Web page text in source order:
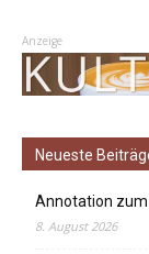
Anzeige
Neueste
Annotation zum
8. August 2026